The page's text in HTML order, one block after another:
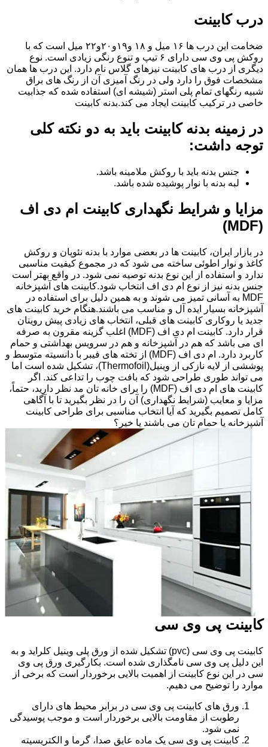
درب کابینت
ضخامت این درب ها ۱۶ میل و ۱۸ و١٩و٢٠و٢٢ میل است که با
روکش پی وی سی دارای ۶ تیپ و تنوع رنگی زیادی است. نوع
دیگری از درب های کابینت نیزهای گلاس نام دارد. این درب ها همان
مشخصات فوق را دارد ولی در رنگ آمیزی آن از رنگ های براق
شبیه رنگهای تمام پلی استر (شیشه ای) استفاده شده که جذابیت
خاصی در ترکیب کابینت ایجاد می کند.بدنه کابینت
در زمینه بدنه کابینت باید به دو نکته کلی
توجه داشت:
جنس بدنه باید با روکش ملامینه باشد.
لبه بدنه با نوار پوشیده شده باشد.
مزایا و شرایط نگهداری کابینت ام دی اف
(MDF)
در بازار ایران، کابینت ها در بعضی موارد با بدنه نئوپان و روکش
کاغذ و نوار اطوئی ساخته می شود که در مجموع کیفیت مناسبی
ندارد و استفاده از این نوع بدنه توصیه نمی شود. در واقع بهتر است
جنس بدنه نیز از نوع ام دی اف انتخاب شود.کابینت های آشپزخانه
MDF به آسانی تمیز می شوند و به همین دلیل برای استفاده در
آشپزخانه بسیار ایده آل و مناسب می باشند.هنگام خرید کابینت های
جدید یا روکاری کابینت های قبلی، انتخاب های زیادی پیش رویتان
قرار دارد. کابینت ام دی اف (MDF) اغلب گزینه مقرون به صرفه
ای می باشد که هم در آشپزخانه و هم در سرویس بهداشتی و حمام
کاربرد دارد. ام دی اف (MDF) از تخته های فیبر با دانسیته متوسط و
پوششی از لایه نازکی از وینیل(Thermofoil)، تشکیل شده است اما
می تواند طوری طراحی شود که بافت چوب را تداعی کند. اگر
کابینت های ام دی اف (MDF) را برای خانه تان مد نظر دارید، حتماً،
مزایا و معایب (شرایط نگهداری) آن را در نظر بگیرید تا با آگاهی
کامل تصمیم بگیرید که آیا انتخاب مناسبی برای طراحی کابینت
آشپزخانه یا حمام تان می باشند یا خیر؟
کابینت پی وی سی
کابینت پی وی سی (pvc) تشکیل شده از ورق پلی وینیل کلراید و به
این دلیل پی وی سی نامگذاری شده است. بکارگیری ورق پی وی
سی در این نوع کابینت از اهمیت بالایی برخوردار است که برخی از
موارد را توضیح می دهیم.
ورق های کابینت پی وی سی در برابر محیط های دارای
رطوبت از مقاومت بالایی برخوردار است و موجب پوسیدگی
نمی شود.
کابینت پی وی سی یک ماده عایق صدا، گرما و الکتریسیته